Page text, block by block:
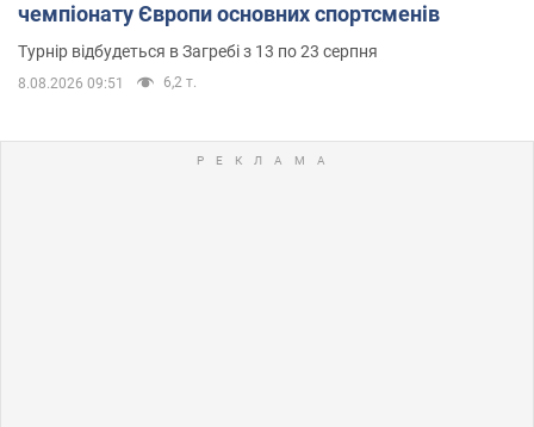
чемпіонату Європи основних спортсменів
Турнір відбудеться в Загребі з 13 по 23 серпня
8.08.2026 09:51 6,2 т.